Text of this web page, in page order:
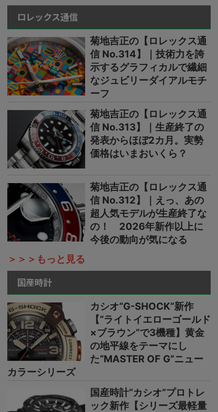
ロレックス通信
菊地吉正の【ロレックス通
信 No.314】｜技術力を誇
示するグラフィカルで繊細
なジュビリーダイアルモチ
ーフ
菊地吉正の【ロレックス通
信 No.313】｜生産終了の
発表からほぼ2カ月。実勢
価格はいまおいくら？
菊地吉正の【ロレックス通
信 No.312】｜えっ、あの
超人気モデルが生産終了な
の！ 2026年新作以上に
今後の動向が気になる
＞＞＞もっと見る
国産時計
カシオ“G-SHOCK”新作
【“ライトイエローゴールド
×ブラウン”で3機種】黄金
の地平線をテーマにし
た“MASTER OF G”ニュー
カラーシリーズ
国産時計“カシオ”プロトレ
ック新作【シリーズ最軽量